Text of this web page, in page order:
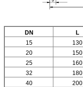
DN L
15
130
20
150
25
160
32
180
40
200